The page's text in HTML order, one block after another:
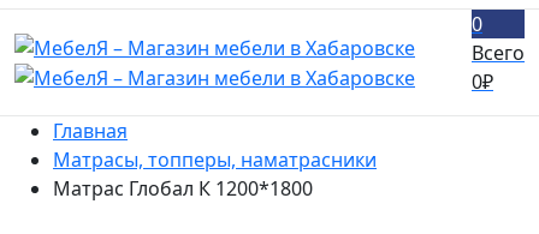
0
Всего
0₽
Главная
Матрасы, топперы, наматрасники
Матрас Глобал К 1200*1800